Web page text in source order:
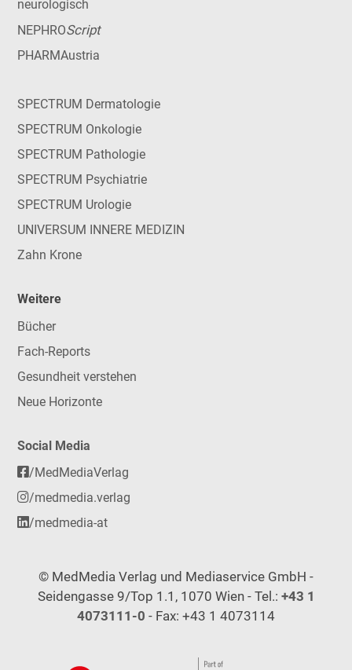
neurologisch
NEPHROScript
PHARMAustria
SPECTRUM Dermatologie
SPECTRUM Onkologie
SPECTRUM Pathologie
SPECTRUM Psychiatrie
SPECTRUM Urologie
UNIVERSUM INNERE MEDIZIN
Zahn Krone
Weitere
Bücher
Fach-Reports
Gesundheit verstehen
Neue Horizonte
Social Media
/MedMediaVerlag
/medmedia.verlag
/medmedia-at
© MedMedia Verlag und Mediaservice GmbH -
Seidengasse 9/Top 1.1, 1070 Wien - Tel.: +43 1
4073111-0 - Fax: +43 1 4073114